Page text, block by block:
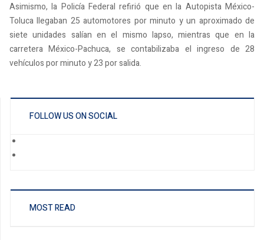
Asimismo, la Policía Federal refirió que en la Autopista México-
Toluca llegaban 25 automotores por minuto y un aproximado de
siete unidades salían en el mismo lapso, mientras que en la
carretera México-Pachuca, se contabilizaba el ingreso de 28
vehículos por minuto y 23 por salida.
FOLLOW US ON SOCIAL
MOST READ